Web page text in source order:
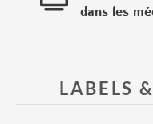
dans les
LABELS